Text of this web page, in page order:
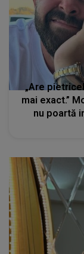
„Are
mai exact.”
nu poartă